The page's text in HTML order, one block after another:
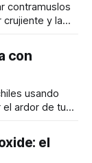
contramuslos
y la
con
usando
el ardor de tu
el